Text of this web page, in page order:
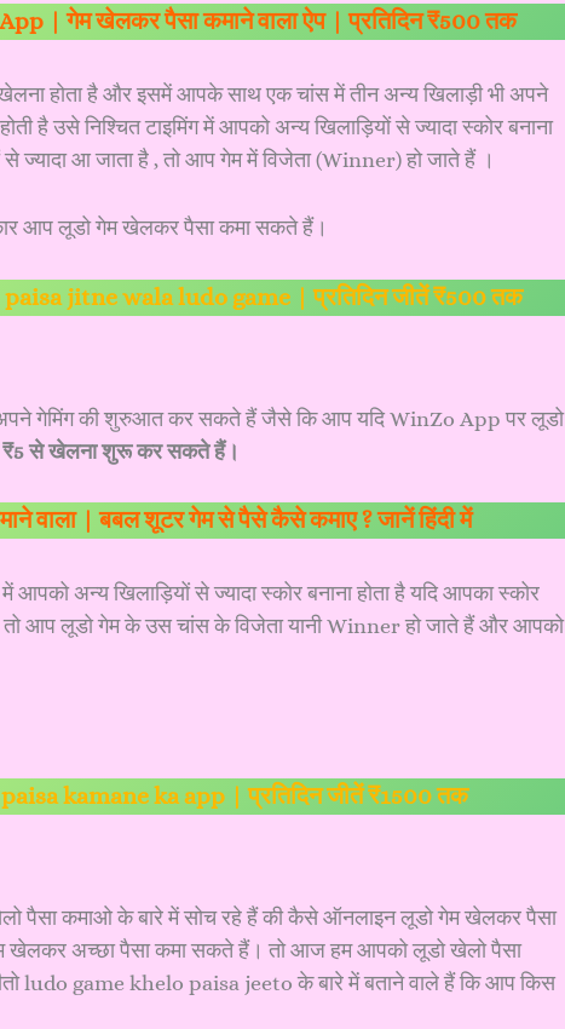
| गेम खेलकर पैसा कमाने वाला ऐप | प्रतिदिन ₹500 तक
होता है और इसमें आपके साथ एक चांस में तीन अन्य खिलाड़ी भी अपने
उसे निश्चित टाइमिंग में आपको अन्य खिलाड़ियों से ज्यादा स्कोर बनाना
से ज्यादा आ जाता है , तो आप गेम में विजेता (Winner) हो जाते हैं ।
आप लूडो गेम खेलकर पैसा कमा सकते हैं।
paisa jitne wala ludo game | प्रतिदिन जीतें ₹500 तक
गेमिंग की शुरुआत कर सकते हैं जैसे कि आप यदि WinZo App पर लूडो
से खेलना शुरू कर सकते हैं।
वाला | बबल शूटर गेम से पैसे कैसे कमाए ? जानें हिंदी में
आपको अन्य खिलाड़ियों से ज्यादा स्कोर बनाना होता है यदि आपका स्कोर
है तो आप लूडो गेम के उस चांस के विजेता यानी Winner हो जाते हैं और आपको
kamane ka app | प्रतिदिन जीतें ₹1500 तक
पैसा कमाओ के बारे में सोच रहे हैं की कैसे ऑनलाइन लूडो गेम खेलकर पैसा
खेलकर अच्छा पैसा कमा सकते हैं। तो आज हम आपको लूडो खेलो पैसा
ludo game khelo paisa jeeto के बारे में बताने वाले हैं कि आप किस